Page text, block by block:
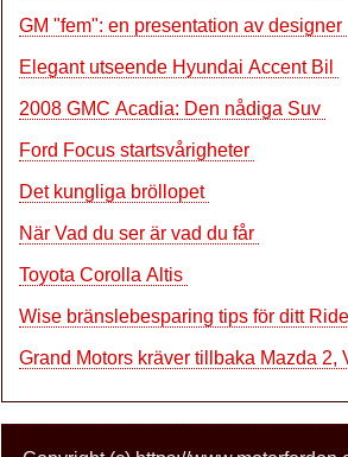
GM "fem": en presentation av designer
Elegant utseende Hyundai Accent Bil
2008 GMC Acadia: Den nådiga Suv
Ford Focus startsvårigheter
Det kungliga bröllopet
När Vad du ser är vad du får
Toyota Corolla Altis
Wise bränslebesparing tips för ditt Ride
Grand Motors kräver tillbaka Mazda 2,